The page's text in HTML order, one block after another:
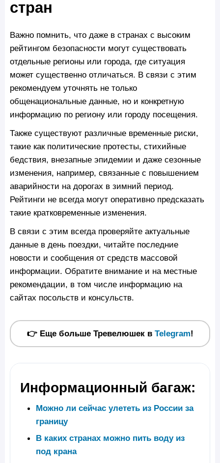
стран
Важно помнить, что даже в странах с высоким
рейтингом безопасности могут существовать
отдельные регионы или города, где ситуация
может существенно отличаться. В связи с этим
рекомендуем уточнять не только
общенациональные данные, но и конкретную
информацию по региону или городу посещения.
Также существуют различные временные риски,
такие как политические протесты, стихийные
бедствия, внезапные эпидемии и даже сезонные
изменения, например, связанные с повышением
аварийности на дорогах в зимний период.
Рейтинги не всегда могут оперативно предсказать
такие кратковременные изменения.
В связи с этим всегда проверяйте актуальные
данные в день поездки, читайте последние
новости и сообщения от средств массовой
информации. Обратите внимание и на местные
рекомендации, в том числе информацию на
сайтах посольств и консульств.
👉 Еще больше Тревелюшек в Telegram!
Информационный багаж:
Можно ли сейчас улететь из России за
границу
В каких странах можно пить воду из
под крана